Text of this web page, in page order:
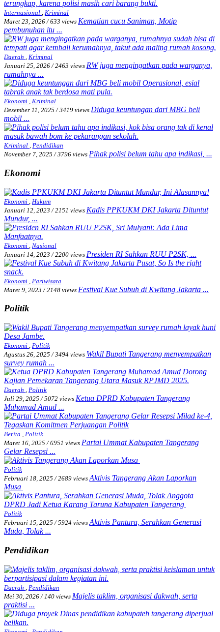
Internasional , Kriminal
Maret 23, 2026 / 633 views Kematian cucu Saniman, Motip
pembunuhan itu ...
Daerah , Kriminal
Januari 25, 2026 / 2463 views RW juga mengingatkan pada warganya,
rumahnya ...
Ekonomi , Kriminal
Desember 11, 2025 / 3419 views Diduga keuntungan dari MBG beli
mobil ...
Kriminal , Pendidikan
November 7, 2025 / 3796 views Pihak polisi belum tahu apa indikasi, ...
Ekonomi
Ekonomi
Hukum
Januari 12, 2023 / 2151 views Kadis PPKUKM DKI Jakarta Dituntut
Mundur, ...
Ekonomi
Nasional
Januari 14, 2023 / 2200 views Presiden RI Sahkan RUU P2SK, ...
Ekonomi
Pariwisata
Maret 9, 2023 / 2148 views Festival Kue Subuh di Kwitang Jakarta ...
Politik
Ekonomi , Politik
Agustus 26, 2025 / 3494 views Wakil Bupati Tangerang menyempatkan
survey rumah ...
Daerah , Politik
Juli 29, 2025 / 5072 views Ketua DPRD Kabupaten Tangerang
Muhamad Amud ...
Berita , Politik
Maret 16, 2025 / 6951 views Partai Ummat Kabupaten Tangerang
Gelar Resepsi ...
Politik
Februari 18, 2025 / 2689 views Aktivis Tangerang Akan Laporkan
Musa
Politik
Februari 15, 2025 / 5924 views Aktivis Pantura, Serahkan Generasi
Muda, Tolak ...
Pendidikan
Daerah
Pendidikan
Mei 30, 2026 / 140 views Majelis taklim, organisasi dakwah, serta
praktisi ...